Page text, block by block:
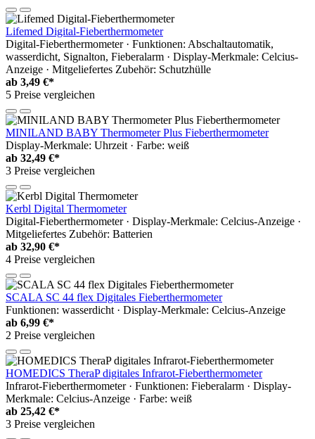
Lifemed Digital-Fieberthermometer
Digital-Fieberthermometer · Funktionen: Abschaltautomatik,
wasserdicht, Signalton, Fieberalarm · Display-Merkmale: Celcius-
Anzeige · Mitgeliefertes Zubehör: Schutzhülle
ab 3,49 €*
5 Preise vergleichen
MINILAND BABY Thermometer Plus Fieberthermometer
Display-Merkmale: Uhrzeit · Farbe: weiß
ab 32,49 €*
3 Preise vergleichen
Kerbl Digital Thermometer
Digital-Fieberthermometer · Display-Merkmale: Celcius-Anzeige ·
Mitgeliefertes Zubehör: Batterien
ab 32,90 €*
4 Preise vergleichen
SCALA SC 44 flex Digitales Fieberthermometer
Funktionen: wasserdicht · Display-Merkmale: Celcius-Anzeige
ab 6,99 €*
2 Preise vergleichen
HOMEDICS TheraP digitales Infrarot-Fieberthermometer
Infrarot-Fieberthermometer · Funktionen: Fieberalarm · Display-
Merkmale: Celcius-Anzeige · Farbe: weiß
ab 25,42 €*
3 Preise vergleichen